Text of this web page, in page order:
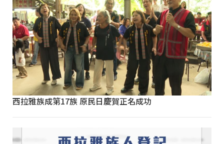
西拉雅族成第17族 原民日慶賀正名成功